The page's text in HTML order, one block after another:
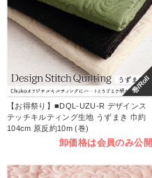
巻/Roll
【お得祭り】■DQL-UZU-R デザインス
テッチキルティング生地 うずまき 巾約
104cm 原反約10m (巻)
卸価格は会員のみ公開